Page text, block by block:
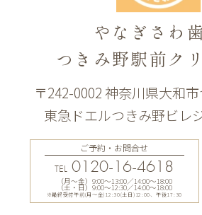
やなぎさわ
つきみ野駅前ク
〒242-0002 神奈川県大和
東急ドエルつきみ野ビレ
ご予約・お問合せ
TEL 0120-16-4618
（月〜金）9:00〜13:00／14:00〜18:00
（土・日）9:00〜12:30／14:00〜18:00
※最終受付午前(月～金)12:30(土日)12:00、午後17:30